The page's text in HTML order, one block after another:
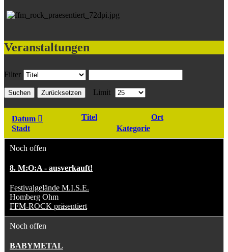
Veranstaltungen
Filter
Suchen Zurücksetzen Limit
Datum Titel
Ort
Stadt
Kategorie
Noch offen
8. M:O:A - ausverkauft!
Festivalgelände M.I.S.E.
Homberg Ohm
FFM-ROCK präsentiert
Noch offen
BABYMETAL